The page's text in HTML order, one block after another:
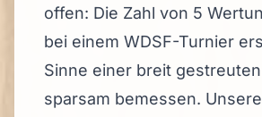
offen: Die Zahl von 5
bei einem WDSF-Turnier
Sinne einer breit
sparsam bemessen. Unsere